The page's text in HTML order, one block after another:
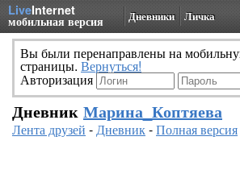
LiveInternet
мобильная версия Дневники Личка
Вы были перенаправлены на
страницы. Вернуться!
Авторизация
Дневник Марина_Коптяева
Лента друзей -Дневник-Полная версия